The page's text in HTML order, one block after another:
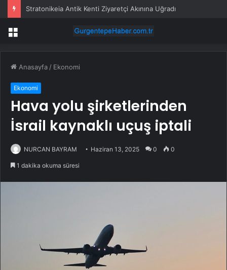
Stratonikeia Antik Kenti Ziyaretçi Akınına Uğradı
Menü
Anasayfa / Ekonomi
Ekonomi
Hava yolu şirketlerinden
İsrail kaynaklı uçuş iptali
NURCAN BAYRAM Haziran 13, 2025 0 0
1 dakika okuma süresi